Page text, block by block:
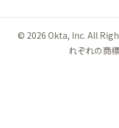
© 2026 Okta, Inc. All
れぞれの商